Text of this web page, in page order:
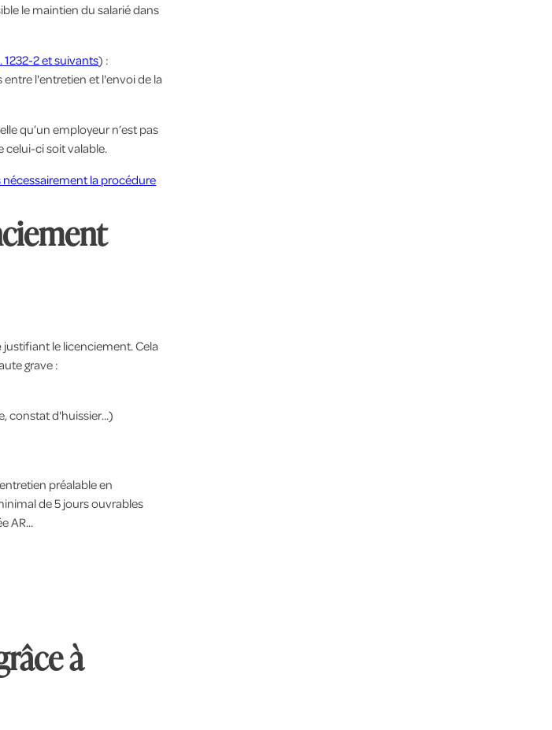
le maintien du salarié dans
1232-2 et suivants) :
l'entretien et l'envoi de la
qu’un employeur n’est pas
celui-ci soit valable.
nécessairement la procédure
justifiant le licenciement. Cela
grave :
constat d'huissier...)
préalable en
de 5 jours ouvrables
AR...
à